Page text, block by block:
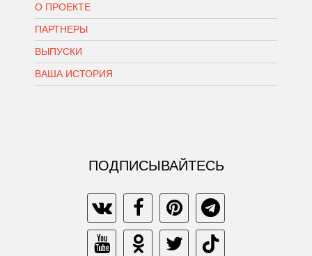
О ПРОЕКТЕ
ПАРТНЕРЫ
ВЫПУСКИ
ВАША ИСТОРИЯ
ПОДПИСЫВАЙТЕСЬ